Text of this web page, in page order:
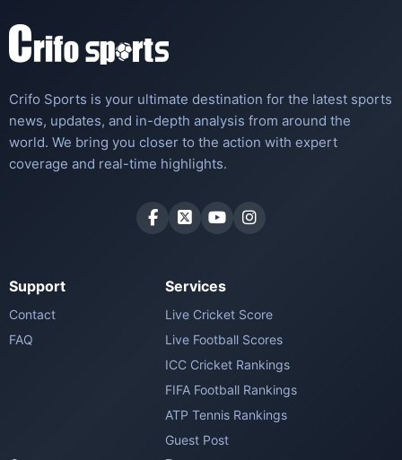
Crifo Sports is your ultimate destination for the latest sports
news, updates, and in-depth analysis from around the
world. We bring you closer to the action with expert
coverage and real-time highlights.
Support
Contact
FAQ
Services
Live Cricket Score
Live Football Scores
ICC Cricket Rankings
FIFA Football Rankings
ATP Tennis Rankings
Guest Post